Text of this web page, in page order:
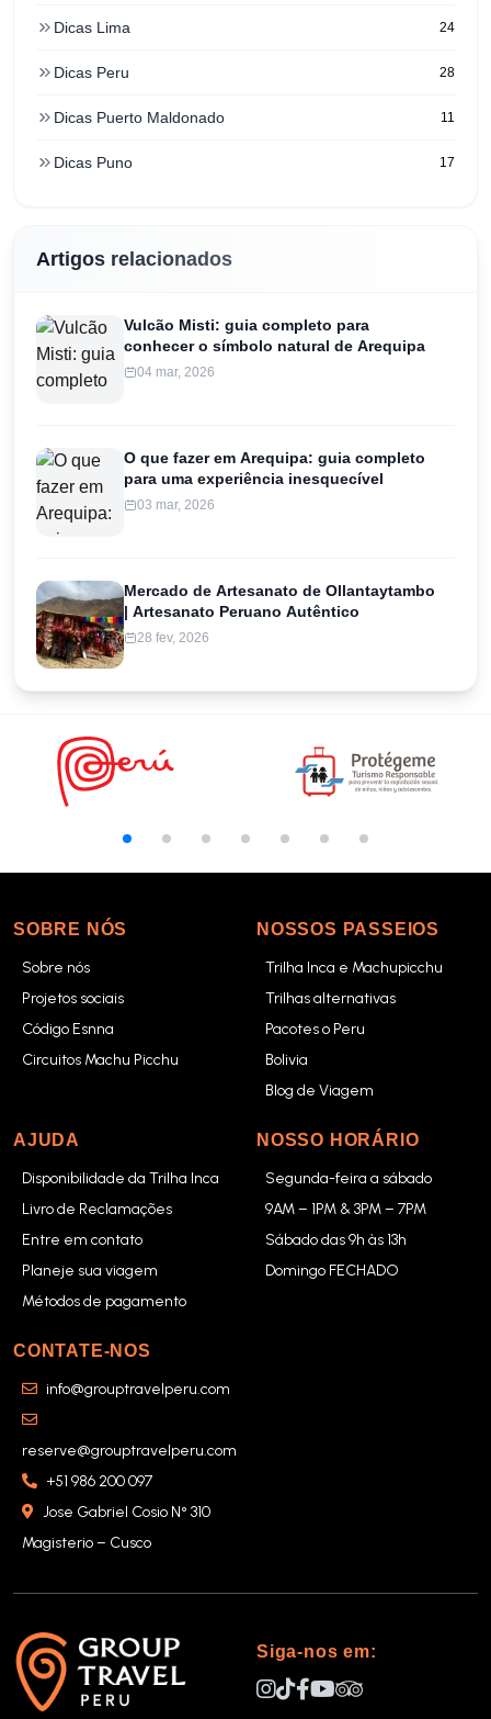
Dicas Lima 24
Dicas Peru 28
Dicas Puerto Maldonado 11
Dicas Puno 17
Artigos relacionados
Vulcão Misti: guia completo para
conhecer o símbolo natural de Arequipa
04 mar, 2026
O que fazer em Arequipa: guia completo
para uma experiência inesquecível
03 mar, 2026
Mercado de Artesanato de Ollantaytambo
| Artesanato Peruano Autêntico
28 fev, 2026
SOBRE NÓS
Sobre nós
Projetos sociais
Código Esnna
Circuitos Machu Picchu
NOSSOS PASSEIOS
Trilha Inca e Machupicchu
Trilhas alternativas
Pacotes o Peru
Bolivia
Blog de Viagem
AJUDA
Disponibilidade da Trilha Inca
Livro de Reclamações
Entre em contato
Planeje sua viagem
Métodos de pagamento
NOSSO HORÁRIO
Segunda-feira a sábado
9AM – 1PM & 3PM – 7PM
Sábado das 9h às 13h
Domingo FECHADO
CONTATE-NOS
info@grouptravelperu.com
reserve@grouptravelperu.com
+51 986 200 097
Jose Gabriel Cosio N° 310
Magisterio – Cusco
Siga-nos em: